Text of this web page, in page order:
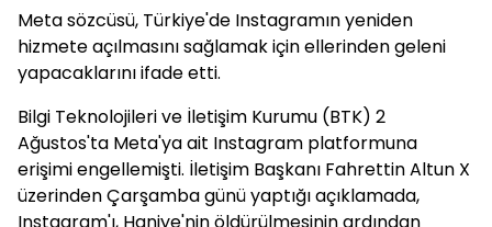
Meta sözcüsü, Türkiye'de Instagramın yeniden
hizmete açılmasını sağlamak için ellerinden geleni
yapacaklarını ifade etti.
Bilgi Teknolojileri ve İletişim Kurumu (BTK) 2
Ağustos'ta Meta'ya ait Instagram platformuna
erişimi engellemişti. İletişim Başkanı Fahrettin Altun X
üzerinden Çarşamba günü yaptığı açıklamada,